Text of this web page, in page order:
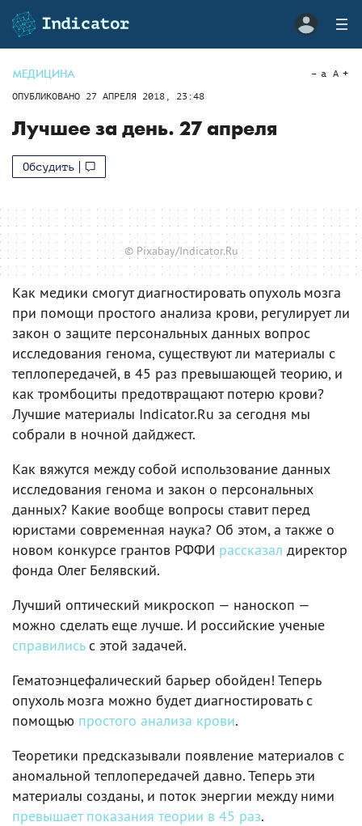
МЕДИЦИНА
ОПУБЛИКОВАНО 27 АПРЕЛЯ 2018, 23:48
a A
Лучшее за день. 27 апреля
Обсудить
© Pixabay/Indicator.Ru
Как медики смогут диагностировать опухоль мозга
при помощи простого анализа крови, регулирует ли
закон о защите персональных данных вопрос
исследования генома, существуют ли материалы с
теплопередачей, в 45 раз превышающей теорию, и
как тромбоциты предотвращают потерю крови?
Лучшие материалы Indicator.Ru за сегодня мы
собрали в ночной дайджест.
Как вяжутся между собой использование данных
исследования генома и закон о персональных
данных? Какие вообще вопросы ставит перед
юристами современная наука? Об этом, а также о
новом конкурсе грантов РФФИ рассказал директор
фонда Олег Белявский.
Лучший оптический микроскоп — наноскоп —
можно сделать еще лучше. И российские ученые
справилисьс этой задачей.
Гематоэнцефалический барьер обойден! Теперь
опухоль мозга можно будет диагностировать с
помощью простого анализа крови.
Теоретики предсказывали появление материалов с
аномальной теплопередачей давно. Теперь эти
материалы созданы, и поток энергии между ними
превышает показания теории в 45 раз.